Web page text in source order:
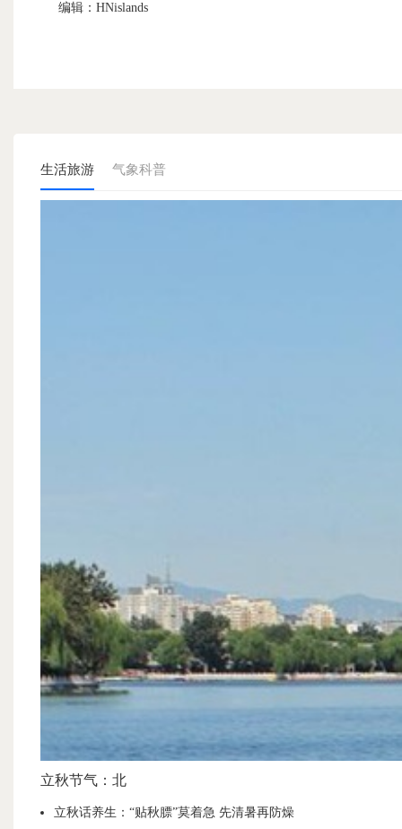
编辑：HNislands
生活旅游 气象科普
立秋节气：北
立秋话养生：“贴秋膘”莫着急 先清暑再防燥